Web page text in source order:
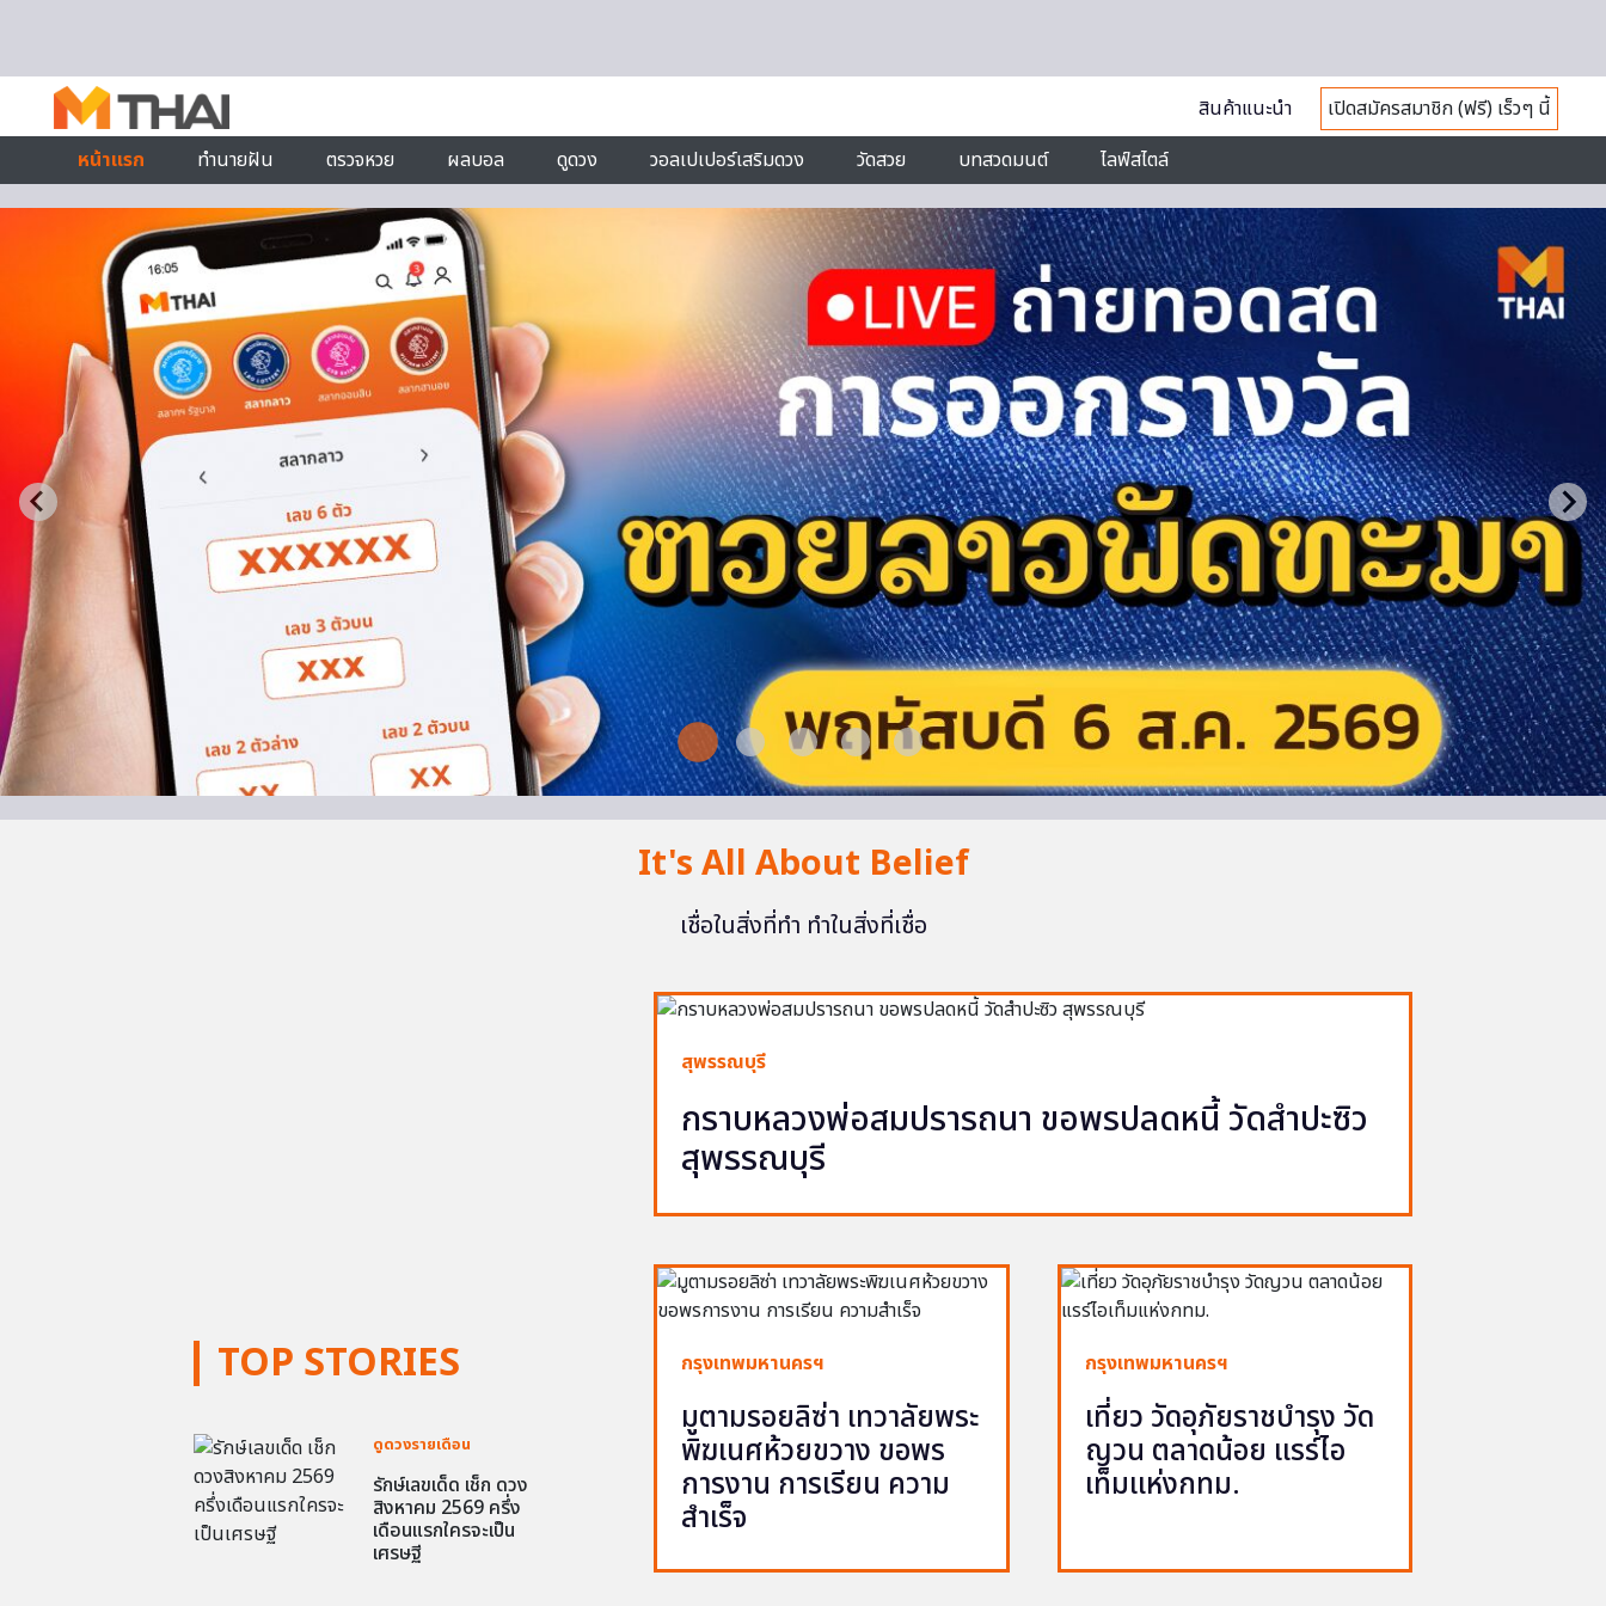
สินค้าแนะนำ
เปิดสมัครสมาชิก (ฟรี) เร็วๆ นี้
หน้าแรก
ทำนายฝัน ตรวจหวย ผลบอล ดูดวง วอลเปเปอร์เสริมดวง วัดสวย บทสวดมนต์ ไลฟ์สไตล์
It's All About Belief
เชื่อในสิ่งที่ทำ ทำในสิ่งที่เชื่อ
TOP STORIES
ดูดวงรายเดือน
รักษ์เลขเด็ด เช็ก ดวง
สิงหาคม 2569 ครึ่ง
เดือนแรกใครจะเป็น
เศรษฐี
สุพรรณบุรี
กราบหลวงพ่อสมปรารถนา ขอพรปลดหนี้ วัดสำปะซิว
สุพรรณบุรี
กรุงเทพมหานครฯ
มูตามรอยลิซ่า เทวาลัยพระ
พิฆเนศห้วยขวาง ขอพร
การงาน การเรียน ความ
สำเร็จ
กรุงเทพมหานครฯ
เที่ยว วัดอุภัยราชบำรุง วัด
ญวน ตลาดน้อย แรร์ไอ
เท็มแห่งกทม.